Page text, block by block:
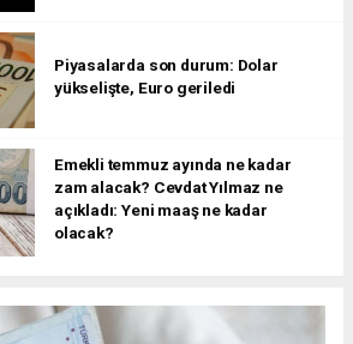
Piyasalarda son durum: Dolar
yükselişte, Euro geriledi
Emekli temmuz ayında ne kadar
zam alacak? Cevdat Yılmaz ne
açıkladı: Yeni maaş ne kadar
olacak?